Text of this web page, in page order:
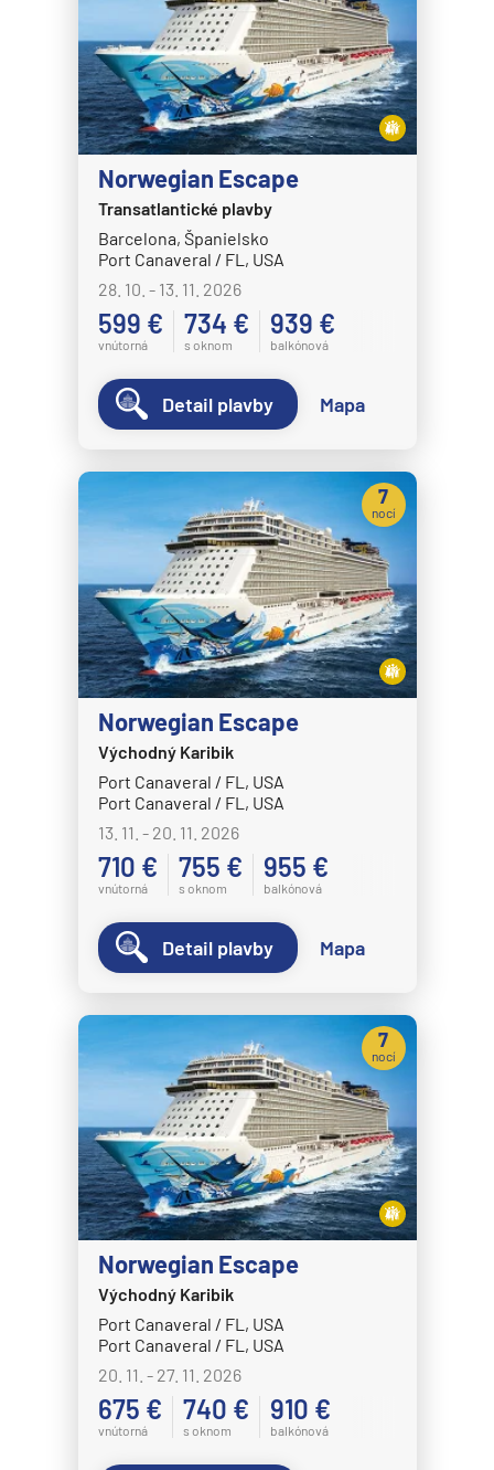
Norwegian Escape
Transatlantické plavby
Barcelona, Španielsko
Port Canaveral / FL, USA
28. 10. - 13. 11. 2026
599 €
vnútorná
734 €
s oknom
939 €
balkónová
Detail plavby Mapa
Norwegian Escape
Východný Karibik
Port Canaveral / FL, USA
Port Canaveral / FL, USA
13. 11. - 20. 11. 2026
710 €
vnútorná
755 €
s oknom
955 €
balkónová
7
nocí
Detail plavby Mapa
Norwegian Escape
Východný Karibik
Port Canaveral / FL, USA
Port Canaveral / FL, USA
20. 11. - 27. 11. 2026
675 €
vnútorná
740 €
s oknom
910 €
balkónová
7
nocí